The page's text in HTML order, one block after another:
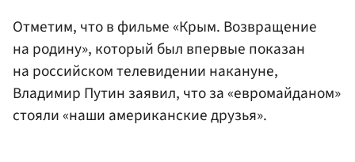
Отметим, что в фильме «Крым. Возвращение
на родину», который был впервые показан
на российском телевидении накануне,
Владимир Путин заявил, что за «евромайданом»
стояли «наши американские друзья».